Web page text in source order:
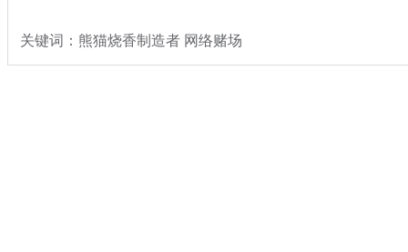
关键词：熊猫烧香制造者 网络赌场